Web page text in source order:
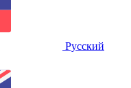
Русский